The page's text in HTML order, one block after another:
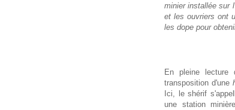
minier installée sur
et les ouvriers ont
les dope pour
En pleine lecture
transposition d'une
Ici, le shérif
une station